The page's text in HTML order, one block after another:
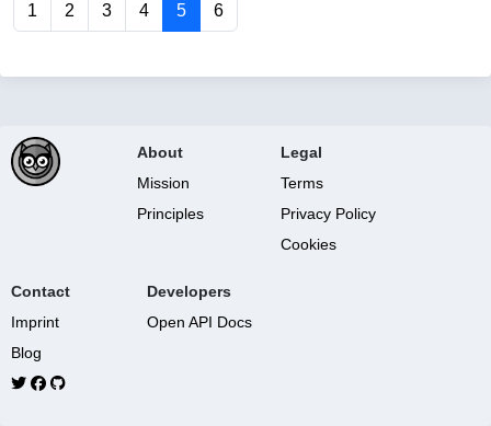
1 2 3 4 5 6
About
Mission
Principles
Legal
Terms
Privacy Policy
Cookies
Contact
Imprint
Blog
Developers
Open API Docs